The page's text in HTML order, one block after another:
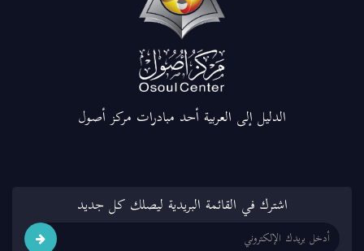
الدليل إلى العربية أحد مبادرات مركز أصول
اشترك في القائمة البريدية ليصلك كل جديد